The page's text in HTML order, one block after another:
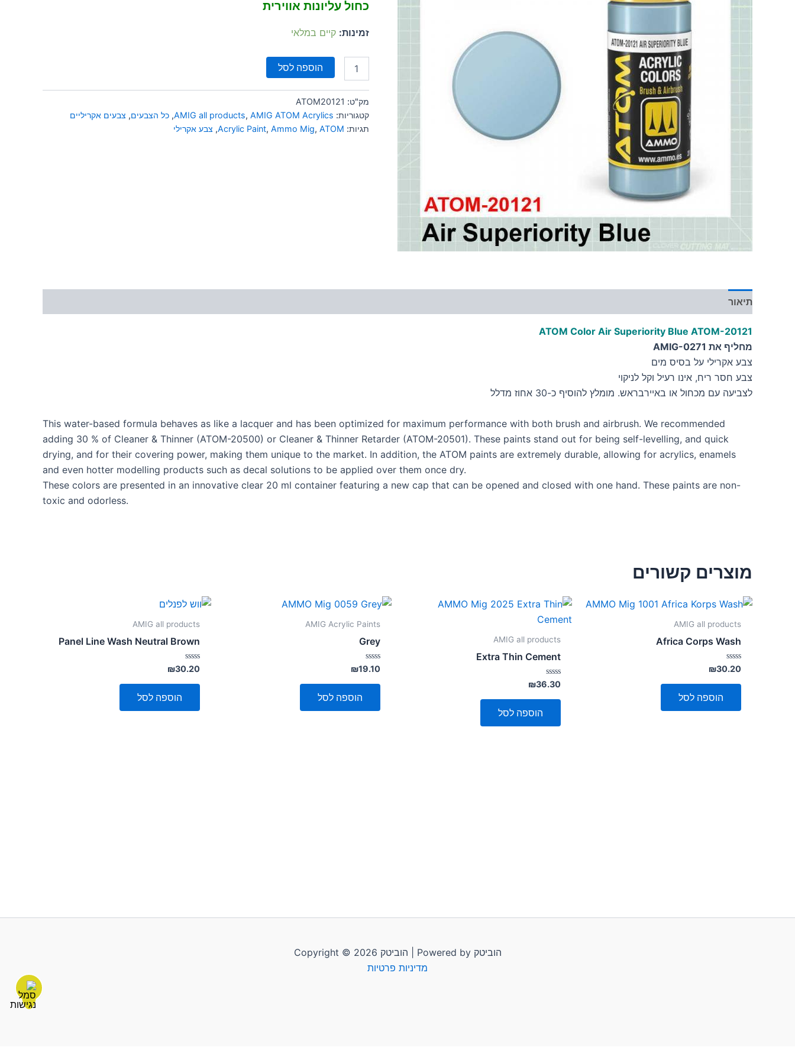
כחול עליונות אווירית
זמינות: קיים במלאי
הוספה לסל
מק"ט: ATOM20121
קטגוריות:
AMIG all products, AMIG ATOM Acrylics
, כל הצבעים, צבעים אקריליים
תגיות:
Acrylic Paint, Ammo Mig, ATOM
, צבע אקרילי
תיאור
ATOM Color Air Superiority Blue ATOM-20121
מחליף את AMIG-0271
צבע אקרילי על בסיס מים
צבע חסר ריח, אינו רעיל וקל לניקוי
לצביעה עם מכחול או באיירבראש. מומלץ להוסיף כ-30 אחוז מדלל
This water-based formula behaves as like a lacquer and has been optimized for maximum performance with both brush and airbrush. We recommended
adding 30 % of Cleaner & Thinner (ATOM-20500) or Cleaner & Thinner Retarder (ATOM-20501). These paints stand out for being self-levelling, and quick
drying, and for their covering power, making them unique to the market. In addition, the ATOM paints are extremely durable, allowing for acrylics, enamels
and even hotter modelling products such as decal solutions to be applied over them once dry.
These colors are presented in an innovative clear 20 ml container featuring a new cap that can be opened and closed with one hand. These paints are non-
toxic and odorless.
מוצרים קשורים
AMIG all products
Africa Corps Wash
דורג
0
מתוך
₪30.20
הוספה לסל
AMIG all products
Extra Thin Cement
דורג
0
מתוך
₪36.30
הוספה לסל
AMIG Acrylic Paints
Grey
דורג
0
מתוך
₪19.10
הוספה לסל
AMIG all products
Panel Line Wash Neutral Brown
דורג
0
מתוך
₪30.20
הוספה לסל
Copyright © 2026 הוביטק | Powered by הוביטק
מדיניות פרטיות